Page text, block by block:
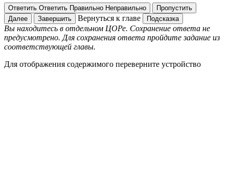
Ответить Ответить Правильно Неправильно
Пропустить
Далее
Завершить Вернуться к главе Подсказка
Вы находитесь в отдельном ЦОРе. Сохранение ответа не
предусмотрено. Для сохранения ответа пройдите задание из
соответствующей главы.
Для отображения содержимого переверните устройство